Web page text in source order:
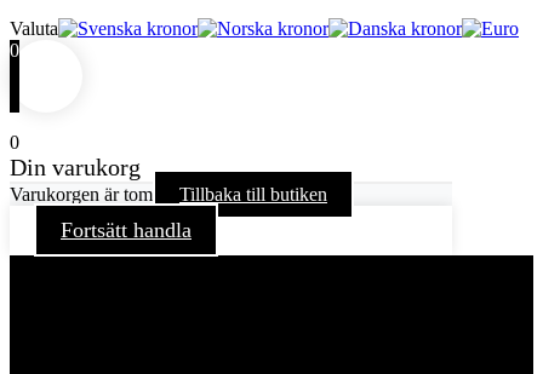
Valuta
0
0
Din varukorg
Varukorgen är tom Tillbaka till butiken
Fortsätt handla